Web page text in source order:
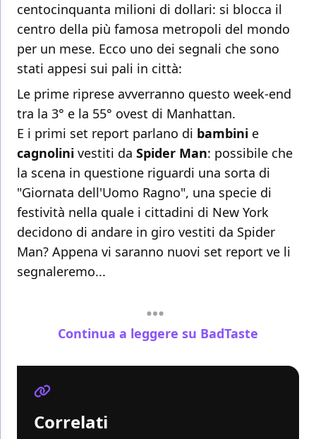
centocinquanta milioni di dollari: si blocca il
centro della più famosa metropoli del mondo
per un mese. Ecco uno dei segnali che sono
stati appesi sui pali in città:
Le prime riprese avverranno questo week-end
tra la 3° e la 55° ovest di Manhattan.
E i primi set report parlano di bambini e
cagnolini vestiti da Spider Man: possibile che
la scena in questione riguardi una sorta di
"Giornata dell'Uomo Ragno", una specie di
festività nella quale i cittadini di New York
decidono di andare in giro vestiti da Spider
Man? Appena vi saranno nuovi set report ve li
segnaleremo...
Continua a leggere su BadTaste
Correlati